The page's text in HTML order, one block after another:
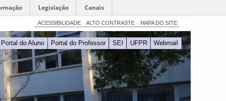
Legislação Canais
ACESSIBILIDADE ALTO CONTRASTE MAPA DO SITE
Portal do Aluno Portal do Professor SEI UFPR Webmail